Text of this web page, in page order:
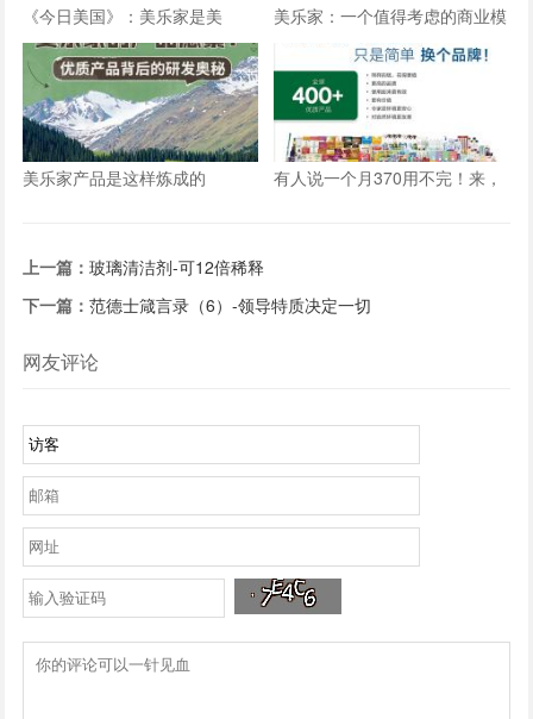
《今日美国》：美乐家是美
国“最值得信赖的品牌”之一
美乐家：一个值得考虑的商业模
美乐家产品是这样炼成的
有人说一个月370用不完！来，
上一篇：玻璃清洁剂-可12倍稀释
下一篇：范德士箴言录（6）-领导特质决定一切
网友评论